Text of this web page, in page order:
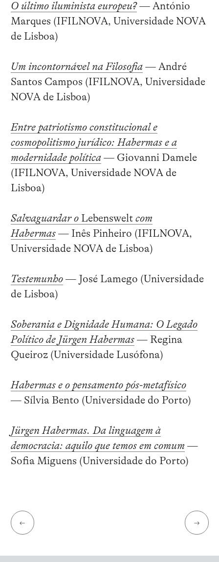
O último iluminista europeu?—António
Marques (IFILNOVA, Universidade NOVA
de Lisboa)
Um incontornável na Filosofia—André
Santos Campos (IFILNOVA, Universidade
NOVA de Lisboa)
Entre patriotismo constitucional e
cosmopolitismo jurídico: Habermas e a
modernidade política— Giovanni Damele
(IFILNOVA, Universidade NOVA de
Lisboa)
Salvaguardar o Lebensweltcom
Habermas— Inês Pinheiro (IFILNOVA,
Universidade NOVA de Lisboa)
Testemunho— José Lamego (Universidade
de Lisboa)
Soberania e Dignidade Humana: O Legado
Político de Jürgen Habermas— Regina
Queiroz (Universidade Lusófona)
Habermas e o pensamento pós-metafísico
— Sílvia Bento (Universidade do Porto)
Jürgen Habermas. Da linguagem à
democracia: aquilo que temos em comum —
Sofia Miguens (Universidade do Porto)
← →